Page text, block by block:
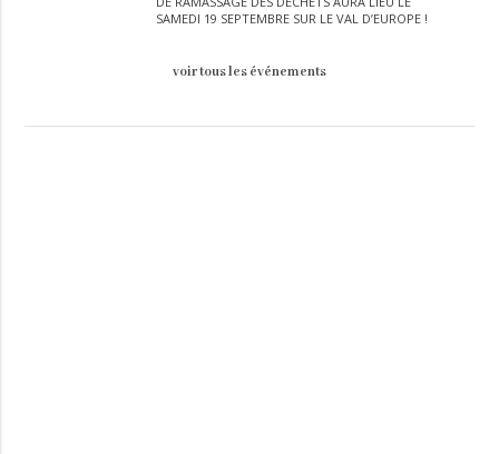
SAMEDI 19 SEPTEMBRE SUR LE VAL D’EUROPE !
voir tous les événements